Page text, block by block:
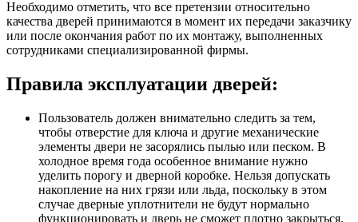
Необходимо отметить, что все претензии относительно
качества дверей принимаются в момент их передачи заказчику
или после окончания работ по их монтажу, выполненных
сотрудниками специализированной фирмы.
Правила эксплуатации дверей:
Пользователь должен внимательно следить за тем,
чтобы отверстие для ключа и другие механические
элементы двери не засорялись пылью или песком. В
холодное время года особенное внимание нужно
уделить порогу и дверной коробке. Нельзя допускать
накопление на них грязи или льда, поскольку в этом
случае дверные уплотнители не будут нормально
функционировать и дверь не сможет плотно закрыться.